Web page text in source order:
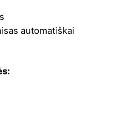
automatiškai